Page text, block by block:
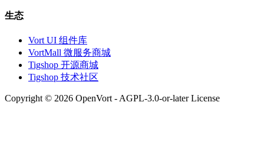
生态
Vort UI 组件库
VortMall 微服务商城
Tigshop 开源商城
Tigshop 技术社区
Copyright © 2026 OpenVort - AGPL-3.0-or-later License